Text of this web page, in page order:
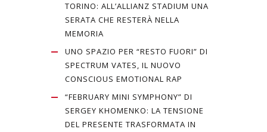
TORINO: ALL’ALLIANZ STADIUM UNA
SERATA CHE RESTERÀ NELLA
MEMORIA
UNO SPAZIO PER “RESTO FUORI” DI
SPECTRUM VATES, IL NUOVO
CONSCIOUS EMOTIONAL RAP
“FEBRUARY MINI SYMPHONY” DI
SERGEY KHOMENKO: LA TENSIONE
DEL PRESENTE TRASFORMATA IN